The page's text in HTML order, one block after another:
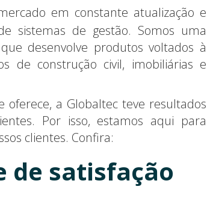
em constante atualização e
sistemas de gestão. Somos uma
desenvolve produtos voltados à
de construção civil, imobiliárias e
a Globaltec teve resultados
Por isso, estamos aqui para
clientes. Confira:
de satisfação